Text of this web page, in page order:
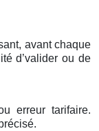
avant chaque
d’valider ou de
erreur tarifaire.